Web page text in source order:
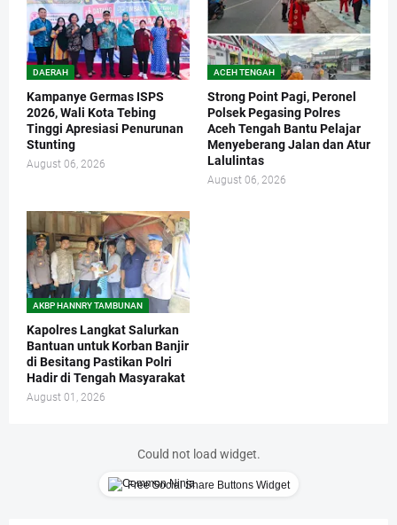
DAERAH
Kampanye Germas ISPS
2026, Wali Kota Tebing
Tinggi Apresiasi Penurunan
Stunting
August 06, 2026
ACEH TENGAH
Strong Point Pagi, Peronel
Polsek Pegasing Polres
Aceh Tengah Bantu Pelajar
Menyeberang Jalan dan Atur
Lalulintas
August 06, 2026
AKBP HANNRY TAMBUNAN
Kapolres Langkat Salurkan
Bantuan untuk Korban Banjir
di Besitang Pastikan Polri
Hadir di Tengah Masyarakat
August 01, 2026
Could not load widget.
Free Social Share Buttons Widget